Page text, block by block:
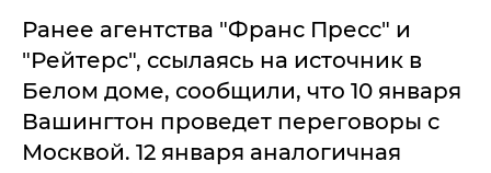
Ранее агентства "Франс Пресс" и
"Рейтерс", ссылаясь на источник в
Белом доме, сообщили, что 10 января
Вашингтон проведет переговоры с
Москвой. 12 января аналогичная